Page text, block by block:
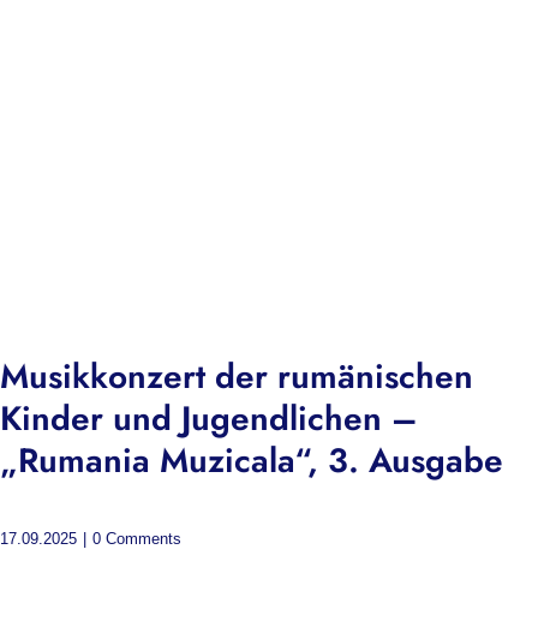
Musikkonzert der rumänischen
Kinder und Jugendlichen –
„Rumania Muzicala“, 3. Ausgabe
17.09.2025 | 0 Comments